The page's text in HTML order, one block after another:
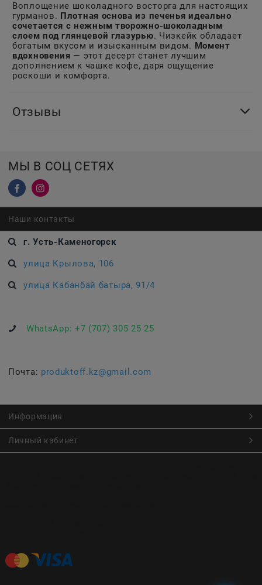
Воплощение шоколадного восторга для настоящих
гурманов. Плотная основа из печенья идеально
сочетается с нежным творожно-шоколадным
слоем под глянцевой глазурью. Чизкейк обладает
богатым вкусом и изысканным видом. Момент
вдохновения — этот десерт станет лучшим
дополнением к чашке кофе, даря ощущение
роскоши и комфорта.
Отзывы
МЫ В СОЦ СЕТЯХ
Наши контакты
г. Усть-Каменогорск
улица Крылова, 106
улица Кабанбай батыра, 91/4
WhatsApp: +7 (707) 305 25 25
Почта: produktoff.kz@gmail.com
Информация
Личный кабинет